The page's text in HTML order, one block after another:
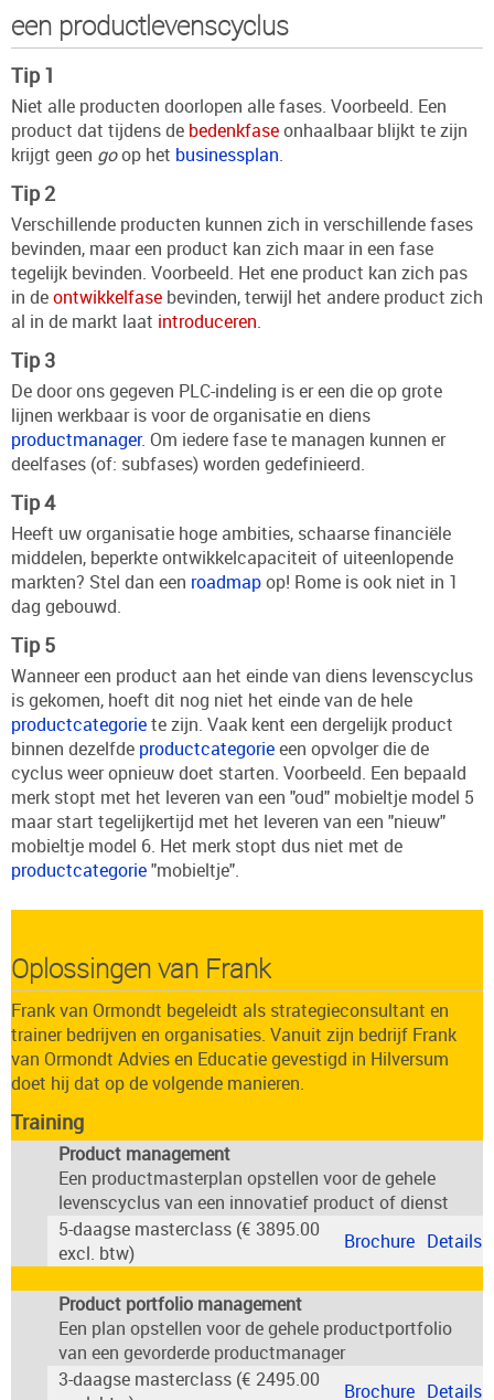
een productlevenscyclus
Tip 1
Niet alle producten doorlopen alle fases. Voorbeeld. Een
product dat tijdens de bedenkfaseonhaalbaar blijkt te zijn
krijgt geen goop het businessplan.
Tip 2
Verschillende producten kunnen zich in verschillende fases
bevinden, maar een product kan zich maar in een fase
tegelijk bevinden. Voorbeeld. Het ene product kan zich pas
in deontwikkelfase bevinden, terwijl het andere product zich
al in de markt laat introduceren.
Tip 3
De door ons gegeven PLC-indeling is er een die op grote
lijnen werkbaar is voor de organisatie en diens
productmanager. Om iedere fase te managen kunnen er
deelfases (of: subfases) worden gedefinieerd.
Tip 4
Heeft uw organisatie hoge ambities, schaarse financiële
middelen, beperkte ontwikkelcapaciteit of uiteenlopende
markten? Stel dan een roadmapop! Rome is ook niet in 1
dag gebouwd.
Tip 5
Wanneer een product aan het einde van diens levenscyclus
is gekomen, hoeft dit nog niet het einde van de hele
productcategoriete zijn. Vaak kent een dergelijk product
binnen dezelfde productcategorieeen opvolger die de
cyclus weer opnieuw doet starten. Voorbeeld. Een bepaald
merk stopt met het leveren van een "oud" mobieltje model 5
maar start tegelijkertijd met het leveren van een "nieuw"
mobieltje model 6. Het merk stopt dus niet met de
productcategorie"mobieltje".
Oplossingen van Frank
Frank van Ormondt begeleidt als strategieconsultant en
trainerbedrijven en organisaties. Vanuit zijn bedrijf Frank
van Ormondt Advies en Educatiegevestigd in Hilversum
doet hij dat op de volgende manieren.
Training
Product management
Een productmasterplan opstellen voor de gehele
levenscyclus van een innovatief product of dienst
5-daagse masterclass (€ 3895.00
excl. btw)
Brochure Details
Product portfolio management
Een plan opstellen voor de gehele productportfolio
van een gevorderde productmanager
3-daagse masterclass (€ 2495.00
Brochure Details